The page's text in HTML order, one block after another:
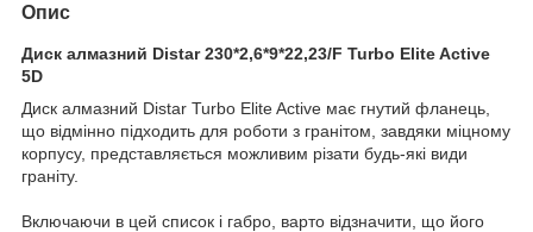
Опис
Диск алмазний Distar 230*2,6*9*22,23/F Turbo Elite Active
5D
Диск алмазний Distar Turbo Elite Active має гнутий фланець,
що відмінно підходить для роботи з гранітом, завдяки міцному
корпусу, представляється можливим різати будь-які види
граніту.
Включаючи в цей список і габро, варто відзначити, що його